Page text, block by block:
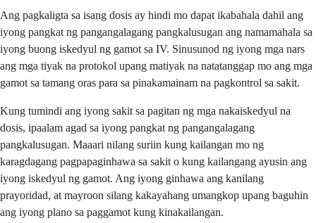
Ang pagkaligta sa isang dosis ay hindi mo dapat ikabahala dahil ang
iyong pangkat ng pangangalagang pangkalusugan ang namamahala sa
iyong buong iskedyul ng gamot sa IV. Sinusunod ng iyong mga nars
ang mga tiyak na protokol upang matiyak na natatanggap mo ang mga
gamot sa tamang oras para sa pinakamainam na pagkontrol sa sakit.
Kung tumindi ang iyong sakit sa pagitan ng mga nakaiskedyul na
dosis, ipaalam agad sa iyong pangkat ng pangangalagang
pangkalusugan. Maaari nilang suriin kung kailangan mo ng
karagdagang pagpapaginhawa sa sakit o kung kailangang ayusin ang
iyong iskedyul ng gamot. Ang iyong ginhawa ang kanilang
prayoridad, at mayroon silang kakayahang umangkop upang baguhin
ang iyong plano sa paggamot kung kinakailangan.